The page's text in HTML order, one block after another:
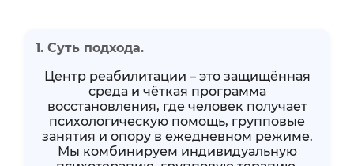
1. Суть подхода.
Центр реабилитации – это защищённая
среда и чёткая программа
восстановления, где человек получает
психологическую помощь, групповые
занятия и опору в ежедневном режиме.
Мы комбинируем индивидуальную